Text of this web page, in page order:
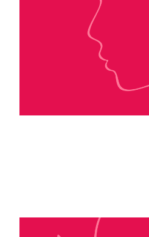
D4eo Literary